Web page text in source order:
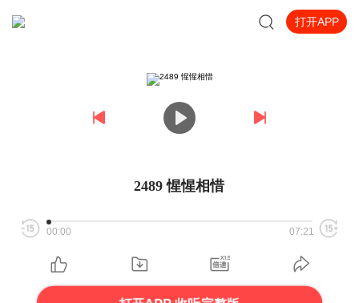
打开APP
2489 惺惺相惜
00:00 07:21